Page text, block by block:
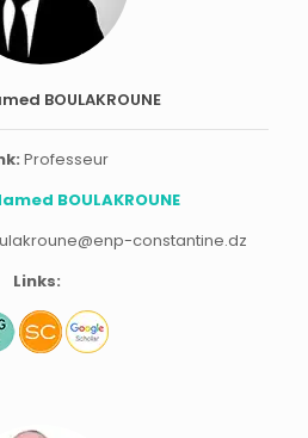
BOULAKROUNE
Professeur
BOULAKROUNE
constantine.dz
Links: